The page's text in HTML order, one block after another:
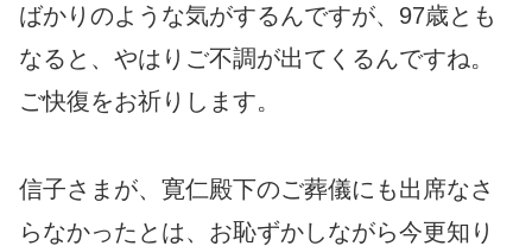
ばかりのような気がするんですが、97歳とも
なると、やはりご不調が出てくるんですね。
ご快復をお祈りします。
信子さまが、寛仁殿下のご葬儀にも出席なさ
らなかったとは、お恥ずかしながら今更知り